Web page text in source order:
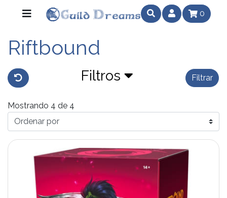
0
Riftbound
Filtros Filtrar
Mostrando 4 de 4